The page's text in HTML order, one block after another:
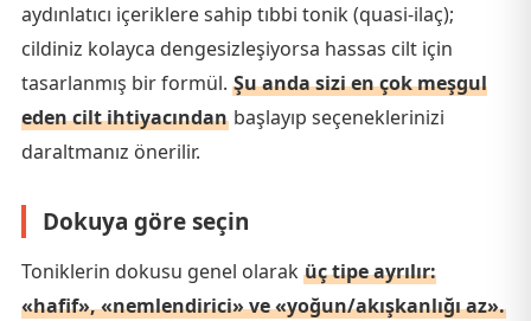
aydınlatıcı içeriklere sahip tıbbi tonik (quasi-ilaç);
cildiniz kolayca dengesizleşiyorsa hassas cilt için
tasarlanmış bir formül. Şu anda sizi en çok meşgul
eden cilt ihtiyacından başlayıp seçeneklerinizi
daraltmanız önerilir.
Dokuya göre seçin
Toniklerin dokusu genel olarak üç tipe ayrılır:
«hafif», «nemlendirici» ve «yoğun/akışkanlığı az».